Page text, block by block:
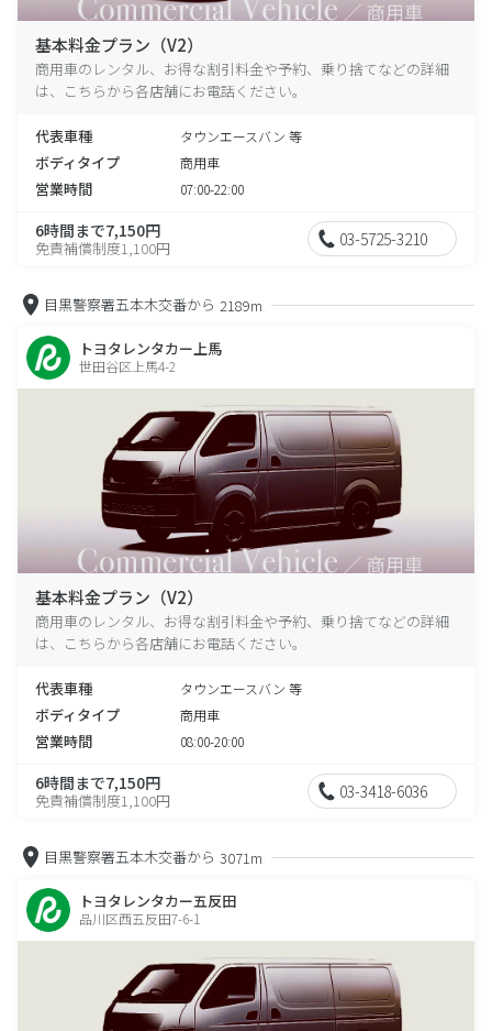
基本料金プラン（V2）
商用車のレンタル、お得な割引料金や予約、乗り捨てなどの詳細
は、こちらから各店舗にお電話ください。
代表車種 タウンエースバン 等
ボディタイプ 商用車
営業時間 07:00-22:00
6時間まで7,150円
免責補償制度1,100円 03-5725-3210
目黒警察署五本木交番から 2189m
トヨタレンタカー上馬
世田谷区上馬4-2
基本料金プラン（V2）
商用車のレンタル、お得な割引料金や予約、乗り捨てなどの詳細
は、こちらから各店舗にお電話ください。
代表車種 タウンエースバン 等
ボディタイプ 商用車
営業時間 08:00-20:00
6時間まで7,150円
免責補償制度1,100円 03-3418-6036
目黒警察署五本木交番から 3071m
トヨタレンタカー五反田
品川区西五反田7-6-1